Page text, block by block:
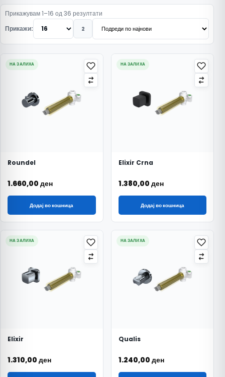
Прикажувам 1–16 од 36 резултати
Прикажи:
2
НА ЗАЛИХА
Roundel
1.660,00 ден
Додај во кошница
НА ЗАЛИХА
Elixir Crna
1.380,00 ден
Додај во кошница
НА ЗАЛИХА
Elixir
1.310,00 ден
НА ЗАЛИХА
Qualis
1.240,00 ден